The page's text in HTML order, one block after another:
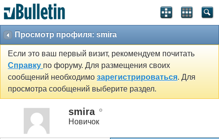
Просмотр профиля: smira
Если это ваш первый визит, рекомендуем почитать
Справку по форуму. Для размещения своих
сообщений необходимо зарегистрироваться. Для
просмотра сообщений выберите раздел.
smira
Новичок